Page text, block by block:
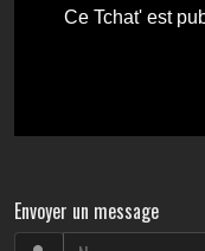
Envoyer un message